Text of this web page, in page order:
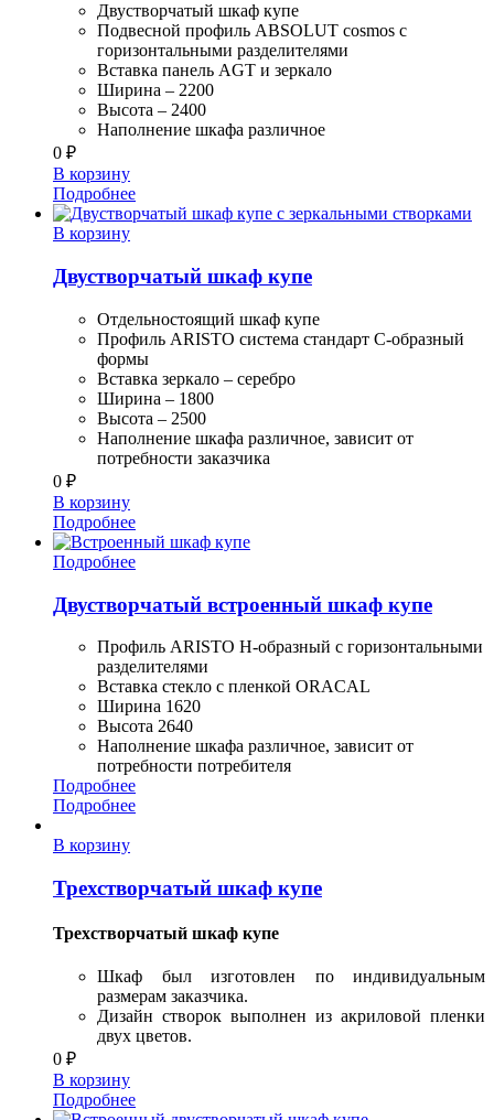
Двустворчатый шкаф купе
Подвесной профиль ABSOLUT cosmos с
горизонтальными разделителями
Вставка панель AGT и зеркало
Ширина – 2200
Высота – 2400
Наполнение шкафа различное
0 ₽
В корзину
Подробнее
В корзину
Двустворчатый шкаф купе
Отдельностоящий шкаф купе
Профиль ARISTO система стандарт С-образный
формы
Вставка зеркало – серебро
Ширина – 1800
Высота – 2500
Наполнение шкафа различное, зависит от
потребности заказчика
0 ₽
В корзину
Подробнее
Подробнее
Двустворчатый встроенный шкаф купе
Профиль ARISTO H-образный с горизонтальными
разделителями
Вставка стекло с пленкой ORACAL
Ширина 1620
Высота 2640
Наполнение шкафа различное, зависит от
потребности потребителя
Подробнее
Подробнее
В корзину
Трехстворчатый шкаф купе
Трехстворчатый шкаф купе
Шкаф был изготовлен по индивидуальным
размерам заказчика.
Дизайн створок выполнен из акриловой пленки
двух цветов.
0 ₽
В корзину
Подробнее